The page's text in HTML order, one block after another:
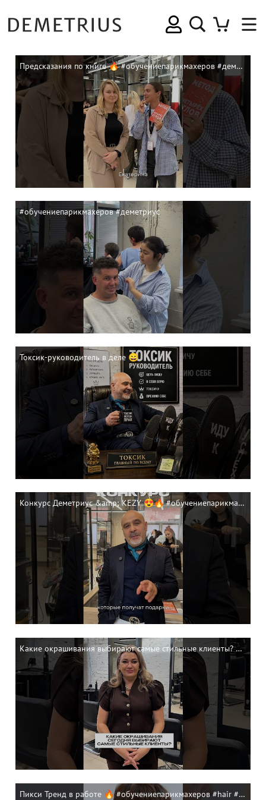
Предсказания по книге 🔥 #обучениепарикмахеров #деметриус
#обучениепарикмахеров #деметриус
Токсик-руководитель в деле 😄
Конкурс Деметриус &amp; KEZY 😍🔥 #обучениепарикмахеров #деметриус
Какие окрашивания выбирают самые стильные клиенты? #обучениепарикмахеров #деметриус
Пикси Тренд в работе 🔥 #обучениепарикмахеров #hair #деметриус